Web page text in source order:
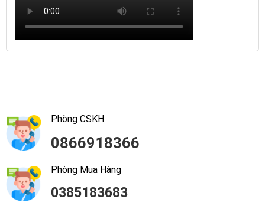
Phòng CSKH
0866918366
Phòng Mua Hàng
0385183683